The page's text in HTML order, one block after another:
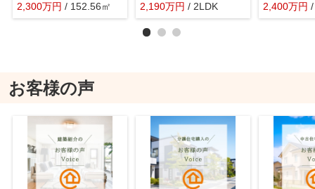
2,300万円 / 152.56㎡
2,190万円 / 2LDK
2,400万円
お客様の声